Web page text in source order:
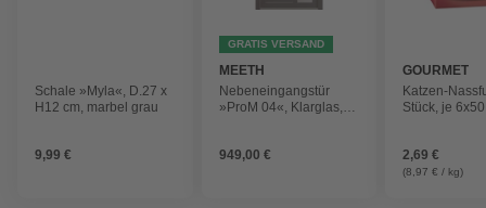
Schale »Myla«, D.27 x
H12 cm, marbel grau
9,99 €
GRATIS VERSAND
MEETH
Nebeneingangstür
»ProM 04«, Klarglas,
949,00 €
GOURMET
Katzen-
Stück, je
2,69 €
(8,97 € / kg)